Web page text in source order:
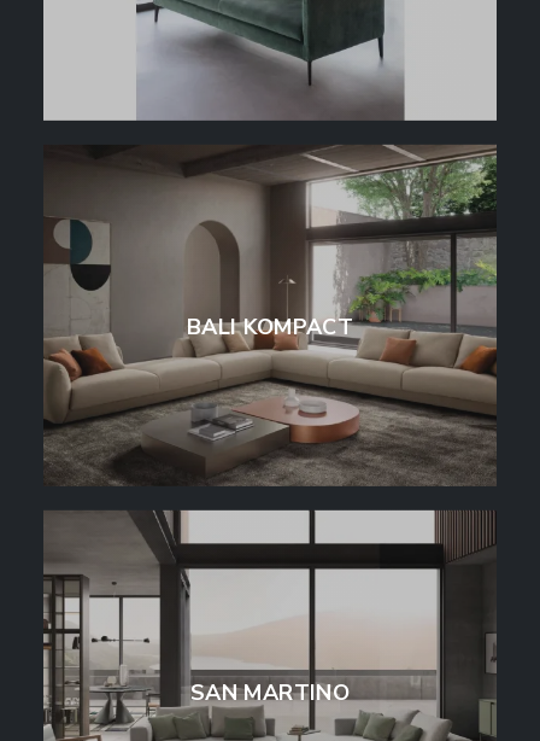
BALI KOMPACT
SAN MARTINO